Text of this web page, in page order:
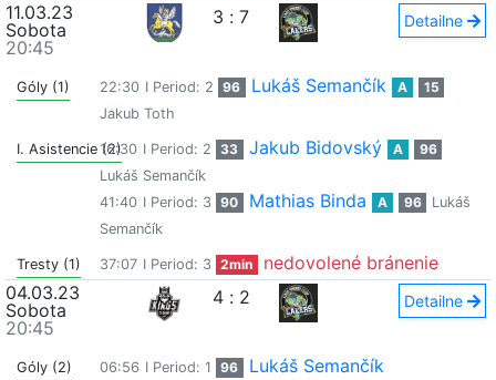
11.03.23
Sobota
20:45
3 : 7 Detailne
Góly (1) 22:30 I Period: 2 96 Lukáš Semančík A
15
Jakub Toth
I. Asistencie (2)
16:30 I Period: 2 33 Jakub Bidovský A
96
Lukáš Semančík
41:40 I Period: 3 90 Mathias Binda A 96
Lukáš
Semančík
Tresty (1) 37:07 I Period: 3 2min
nedovolené bránenie
04.03.23
Sobota
20:45
4 : 2 Detailne
Góly (2) 06:56 I Period: 1 96 Lukáš Semančík